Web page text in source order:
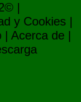
|
y Cookies |
| Acerca de |